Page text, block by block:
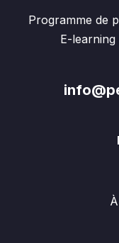
Programme de
E-